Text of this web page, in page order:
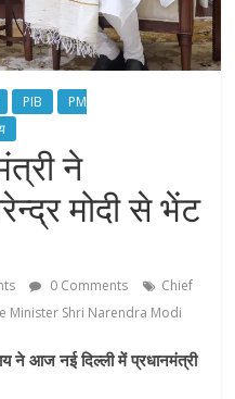
PIB
PM
ने
मोदी से भेंट
0 Comments
Chief
Minister Shri Narendra Modi
ने आज नई दिल्ली में प्रधानमंत्री